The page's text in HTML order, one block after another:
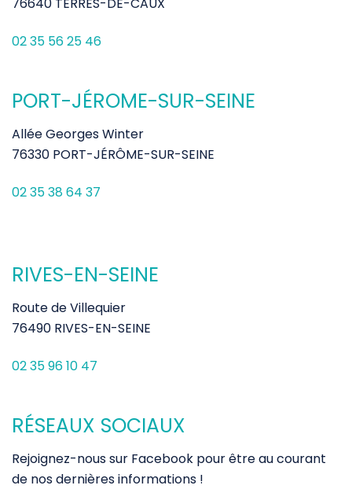
02 35 56 25 46
PORT-JÉROME-SUR-SEINE
Allée Georges Winter
76330 PORT-JÉRÔME-SUR-SEINE
02 35 38 64 37
RIVES-EN-SEINE
Route de Villequier
76490 RIVES-EN-SEINE
02 35 96 10 47
RÉSEAUX SOCIAUX
Rejoignez-nous sur Facebook pour être au courant
de nos dernières informations !